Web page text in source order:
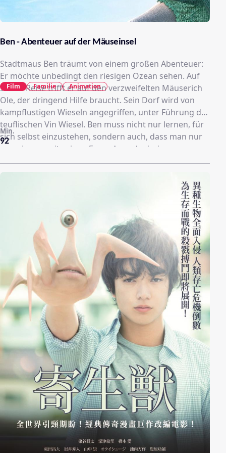
Ben - Abenteuer auf der Mäuseinsel
Stadtmaus Ben träumt von einem großen Abenteuer:
Er möchte unbedingt den riesigen Ozean sehen. Auf
seiner Reise trifft er auf den verzweifelten Mäuserich
Ole, der dringend Hilfe braucht. Sein Dorf wird von
kampflustigen Wieseln angegriffen, unter Führung des
teuflischen Vin Wiesel. Ben muss nicht nur lernen, für
sich selbst einzustehen, sondern auch, dass man nur
gemeinsam mit seinen Freunden schwierige
Situationen meistern kann.
92
Min.
Film Familie Animation